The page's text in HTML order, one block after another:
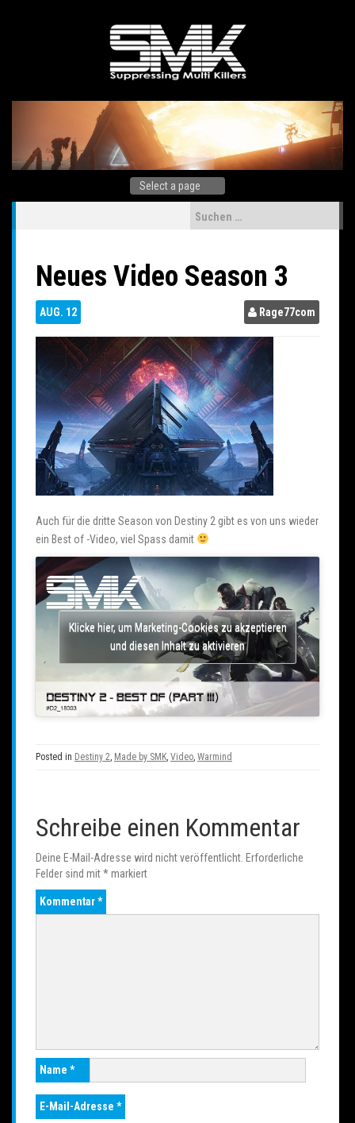
nach:
Neues Video Season 3
AUG. 12 Rage77com
Auch für die dritte Season von Destiny 2 gibt es von uns wieder
ein Best of -Video, viel Spass damit
Klicke hier, um Marketing-Cookies zu akzeptieren
und diesen Inhalt zu aktivieren
Posted in Destiny 2, Made by SMK, Video, Warmind
Schreibe einen Kommentar
Deine E-Mail-Adresse wird nicht veröffentlicht. Erforderliche
Felder sind mit*markiert
Kommentar*
Name *
E-Mail-Adresse *